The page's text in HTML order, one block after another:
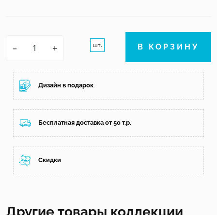
– + шт. В КОРЗИНУ
Дизайн в подарок
Бесплатная доставка от 50 т.р.
Скидки
Другие товары коллекции